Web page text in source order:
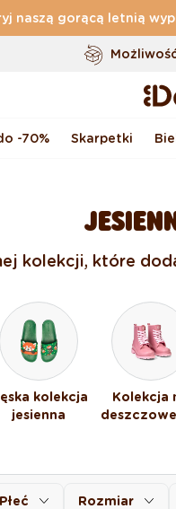
naszą gorącą letnią
Darmowa dostawa
Oryginalne
-70% Skarpetki
kolekcji, które
kolekcja
jesienna
Kolekcja
Płeć Rozmiar